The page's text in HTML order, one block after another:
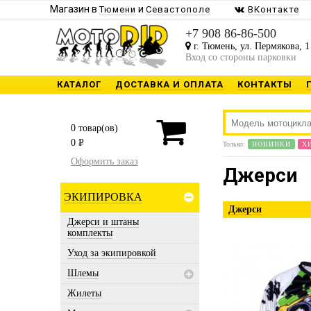
Магазин вТюмени и Севастополе ВКонтакте
+7 908 86-86-500
г. Тюмень, ул. Пермякова, 1
Вход со стороны парковки
КАТАЛОГ ДОСТАВКА И ОПЛАТА КОНТАКТЫ
0 товар(ов)
0 P
Оформить заказ
ЭКИПИРОВКА
Джерси и штаны
комплекты
Уход за экипировкой
Шлемы
Жилеты
Только: НОВИНКИ
Джерси
Джерси